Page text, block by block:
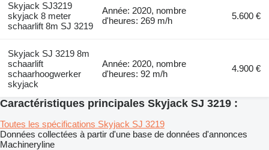
Skyjack SJ3219
skyjack 8 meter
schaarlift 8m SJ 3219
Année: 2020, nombre
d'heures: 269 m/h
5.600 €
Skyjack SJ 3219 8m
schaarlift
schaarhoogwerker
skyjack
Année: 2020, nombre
d'heures: 92 m/h
4.900 €
Caractéristiques principales Skyjack SJ 3219 :
Toutes les spécifications Skyjack SJ 3219
Données collectées à partir d'une base de données d'annonces
Machineryline